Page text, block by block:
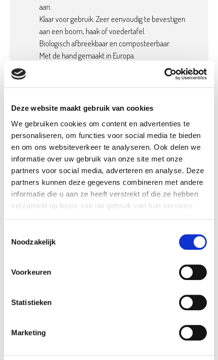
Deze website maakt gebruik van cookies
We gebruiken cookies om content en advertenties te
personaliseren, om functies voor social media te bieden
en om ons websiteverkeer te analyseren. Ook delen we
informatie over uw gebruik van onze site met onze
partners voor social media, adverteren en analyse. Deze
partners kunnen deze gegevens combineren met andere
informatie die u aan ze heeft verstrekt of die ze hebben
verzameld op basis van uw gebruik van hun services.
Noodzakelijk
Voorkeuren
Statistieken
Marketing
aan.
Klaar voor gebruik. Zeer eenvoudig te bevestigen
aan een boom, haak of voedertafel.
Biologisch afbreekbaar en composteerbaar.
Met de hand gemaakt in Europa.
Product details
Betaalbaar met
Ecocheques:
Neen
Gewicht:
0,50 kg
Volledige maaltijd:
Ja
Soort maaltijd:
Andere
Biologisch:
Ja
Doornik